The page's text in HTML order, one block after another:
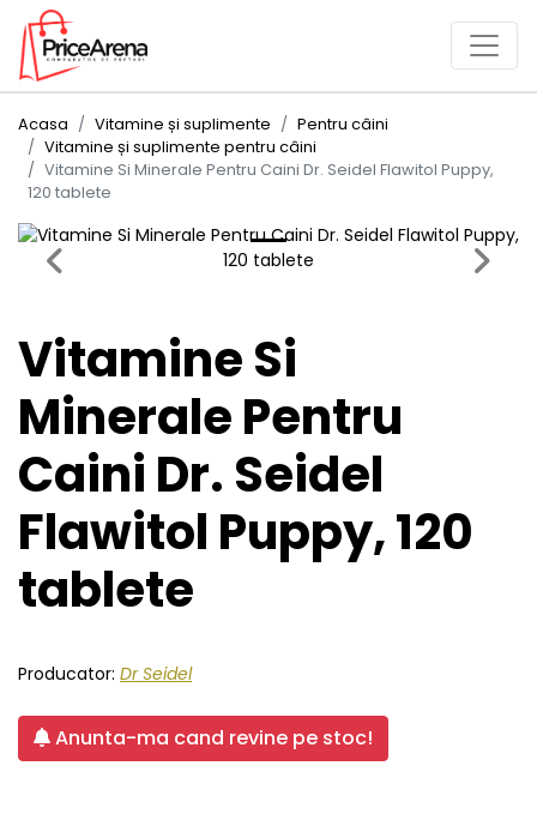
Acasa Vitamine și suplimente
Pentru câini
Vitamine și suplimente pentru câini
Vitamine Si Minerale Pentru Caini Dr. Seidel Flawitol Puppy,
120 tablete
Previous Next
Vitamine Si
Minerale Pentru
Caini Dr. Seidel
Flawitol Puppy, 120
tablete
Producator: Dr Seidel
Anunta-ma cand revine pe stoc!